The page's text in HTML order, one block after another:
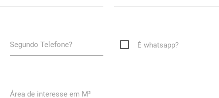
Segundo Telefone? É whatsapp?
Área de interesse em M²